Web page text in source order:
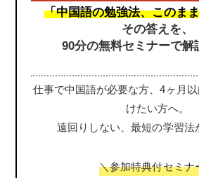
「中国語の勉強法、このま
その答えを、
90分の無料セミナーで解
仕事で中国語が必要な方、4ヶ月
けたい方へ。
遠回りしない、最短の学習法
＼参加特典付セミナ